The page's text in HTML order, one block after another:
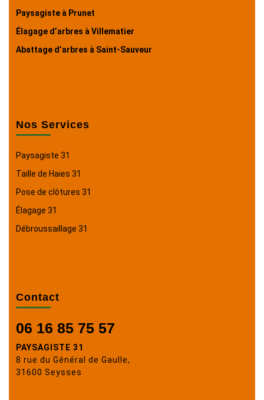
Paysagiste à Prunet
Élagage d’arbres à Villematier
Abattage d’arbres à Saint-Sauveur
Nos Services
Paysagiste 31
Taille de Haies 31
Pose de clôtures 31
Élagage 31
Débroussaillage 31
Contact
06 16 85 75 57
PAYSAGISTE 31
8 rue du Général de Gaulle,
31600 Seysses